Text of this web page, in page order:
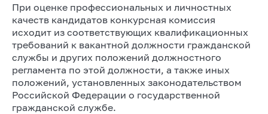
При оценке профессиональных и личностных
качеств кандидатов конкурсная комиссия
исходит из соответствующих квалификационных
требований к вакантной должности гражданской
службы и других положений должностного
регламента по этой должности, а также иных
положений, установленных законодательством
Российской Федерации о государственной
гражданской службе.